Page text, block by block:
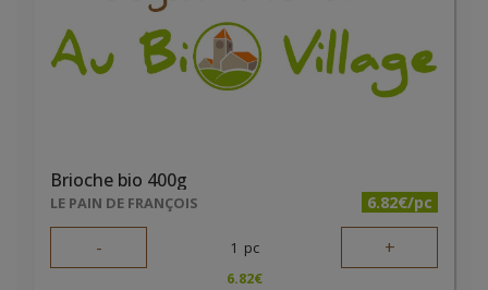
Brioche bio 400g
LE PAIN DE FRANÇOIS 6.82€/pc
- 1 pc +
6.82€